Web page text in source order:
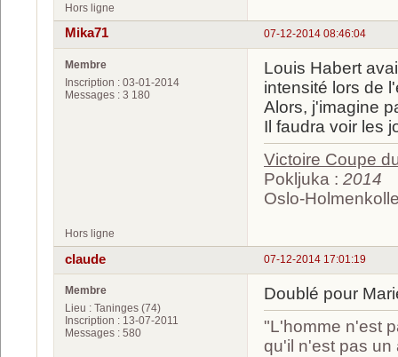
Hors ligne
07-12-2014 08:46:04
Mika71
Membre
Inscription : 03-01-2014
Messages : 3 180
Louis Habert
intensité lors de
Alors, j'imagine
Il faudra voir les
Victoire Coupe
Pokljuka : 2014
Oslo-
Hors ligne
07-12-2014 17:01:19
claude
Membre
Lieu : Taninges (74)
Inscription : 13-07-2011
Messages : 580
Doublé pour
"L'homme n'est
qu'il n'est pas